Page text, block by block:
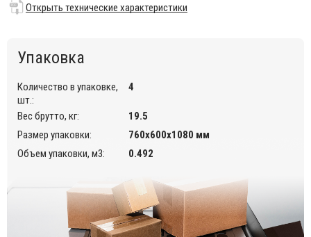
Открыть технические характеристики
Упаковка
Количество в упаковке,
шт.:
4
Вес брутто, кг:
19.5
Размер упаковки:
760х600х1080 мм
Объем упаковки, м3:
0.492